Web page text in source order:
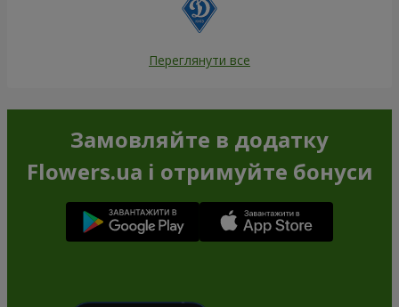
Переглянути все
Замовляйте в додатку
Flowers.ua і отримуйте бонуси